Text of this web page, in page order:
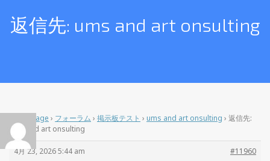
返信先: ums and art onsulting
Home Page › フォーラム › 掲示板テスト › ums and art onsulting › 返信先:
ums and art onsulting
4月 23, 2026 5:44 am
#11960